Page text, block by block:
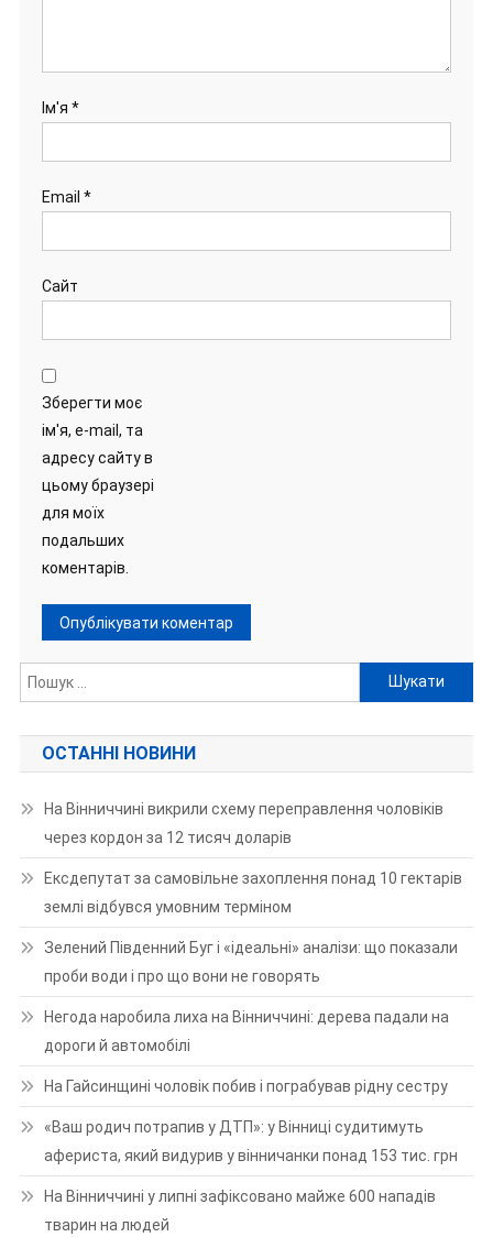
Ім'я *
Email *
Сайт
Зберегти моє
ім'я, e-mail, та
адресу сайту в
цьому браузері
для моїх
подальших
коментарів.
Пошук:
ОСТАННІ НОВИНИ
На Вінниччині викрили схему переправлення чоловіків
через кордон за 12 тисяч доларів
Ексдепутат за самовільне захоплення понад 10 гектарів
землі відбувся умовним терміном
Зелений Південний Буг і «ідеальні» аналізи: що показали
проби води і про що вони не говорять
Негода наробила лиха на Вінниччині: дерева падали на
дороги й автомобілі
На Гайсинщині чоловік побив і пограбував рідну сестру
«Ваш родич потрапив у ДТП»: у Вінниці судитимуть
афериста, який видурив у вінничанки понад 153 тис. грн
На Вінниччині у липні зафіксовано майже 600 нападів
тварин на людей